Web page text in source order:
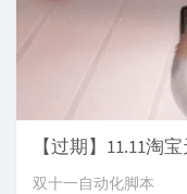
【过期】11.11淘
双十一自动化脚本